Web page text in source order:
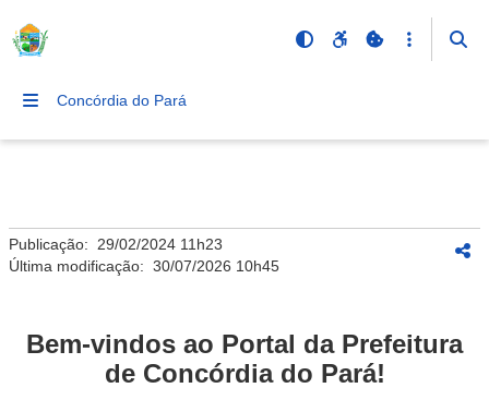
Concórdia do Pará
Publicação: 29/02/2024 11h23
Última modificação: 30/07/2026 10h45
Bem-vindos ao Portal da Prefeitura
de Concórdia do Pará!